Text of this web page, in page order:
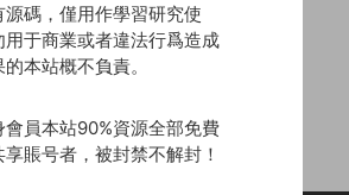
直播+購
遊戲+直
50
源碼，僅用作學習研究使
用于商業或者違法行爲造成
本站概不負責。
會員本站90%資源全部免費
賬号者，被封禁不解封！